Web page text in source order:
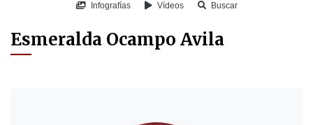
Infografías Vídeos Buscar
Esmeralda Ocampo Avila